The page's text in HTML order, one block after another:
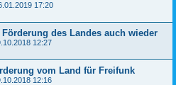
17:20
des Landes auch wieder
12:27
vom Land für Freifunk
12:16